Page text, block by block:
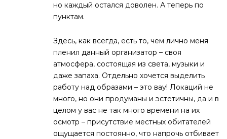
но каждый остался доволен. А теперь по
пунктам.
Здесь, как всегда, есть то, чем лично меня
пленил данный организатор – своя
атмосфера, состоящая из света, музыки и
даже запаха. Отдельно хочется выделить
работу над образами – это вау! Локаций не
много, но они продуманы и эстетичны, да и в
целом у вас не так много времени на их
осмотр – присутствие местных обитателей
ощущается постоянно, что напрочь отбивает